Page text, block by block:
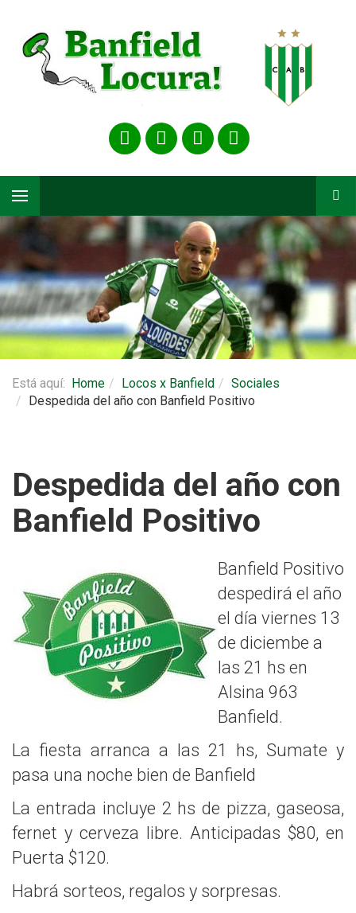
Está aquí: Home Locos x Banfield
Sociales
Despedida del año con Banfield Positivo
Despedida del año con
Banfield Positivo
Banfield Positivo
despedirá el año
el día viernes 13
de diciembe a
las 21 hs en
Alsina 963
Banfield.
La fiesta arranca a las 21 hs, Sumate y
pasa una noche bien de Banfield
La entrada incluye 2 hs de pizza, gaseosa,
fernet y cerveza libre. Anticipadas $80, en
Puerta $120.
Habrá sorteos, regalos y sorpresas.